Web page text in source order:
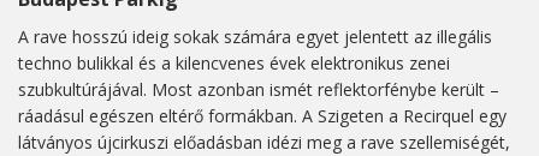
A rave hosszú ideig sokak számára egyet jelentett az illegális
techno bulikkal és a kilencvenes évek elektronikus zenei
szubkultúrájával. Most azonban ismét reflektorfénybe került –
ráadásul egészen eltérő formákban. A Szigeten a Recirquel egy
látványos újcirkuszi előadásban idézi meg a rave szellemiségét,